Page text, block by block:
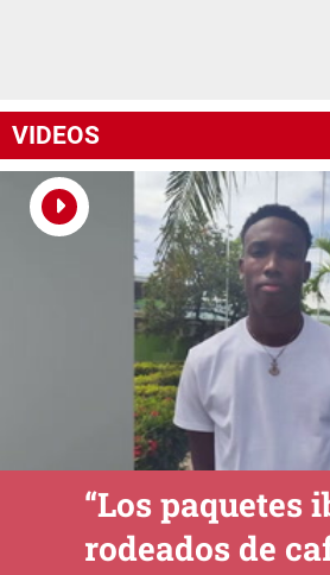
VIDEOS
“Los paquetes
rodeados de